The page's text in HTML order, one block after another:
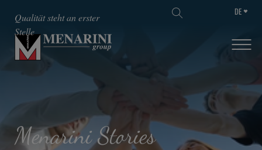
SKIP TO MAIN CONTENT
Qualität steht an erster
Stelle
DE
Menarini Stories